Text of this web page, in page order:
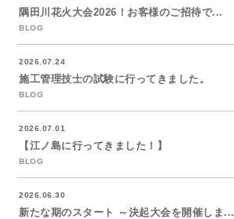
隅田川花火大会2026！お客様のご招待で...
BLOG
2026.07.24
施工管理技士の試験に行ってきました。
BLOG
2026.07.01
【江ノ島に行ってきました！】
BLOG
2026.06.30
新たな期のスタート ～決起大会を開催しま...